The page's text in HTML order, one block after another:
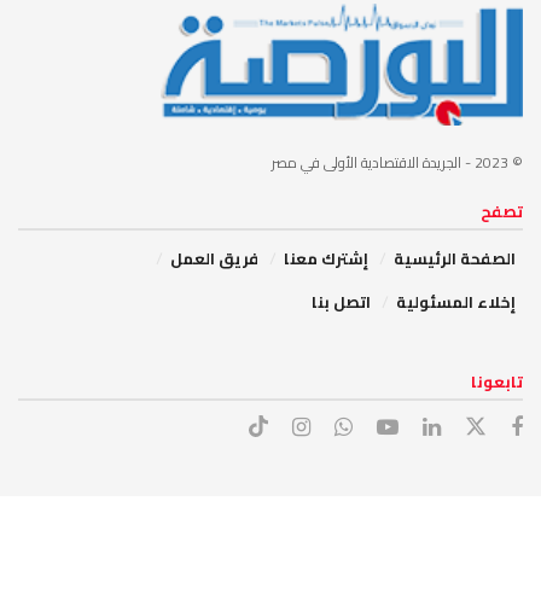
© 2023 - الجريدة الاقتصادية الأولى في مصر
تصفح
الصفحة الرئيسية
إشترك معنا
فريق العمل
إخلاء المسئولية
اتصل بنا
تابعونا